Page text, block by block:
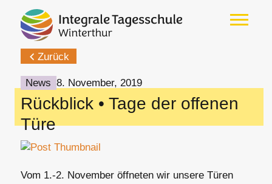
Zurück
News 8. November, 2019
Rückblick • Tage der offenen
Türe
Vom 1.-2. November öffneten wir unsere Türen